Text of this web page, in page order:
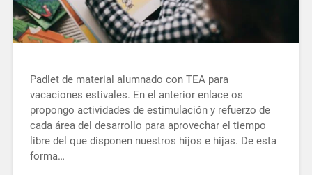
Padlet de material alumnado con TEA para
vacaciones estivales. En el anterior enlace os
propongo actividades de estimulación y refuerzo de
cada área del desarrollo para aprovechar el tiempo
libre del que disponen nuestros hijos e hijas. De esta
forma…